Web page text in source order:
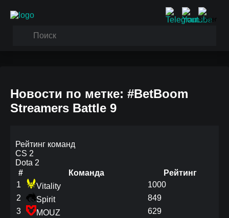
Новости по метке: #BetBoom
Streamers Battle 9
Рейтинг команд
CS 2
Dota 2
#
Команда
Рейтинг
1
Vitality
1000
2
Spirit
849
3
MOUZ
629